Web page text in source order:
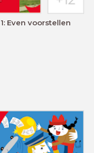
Even voorstellen